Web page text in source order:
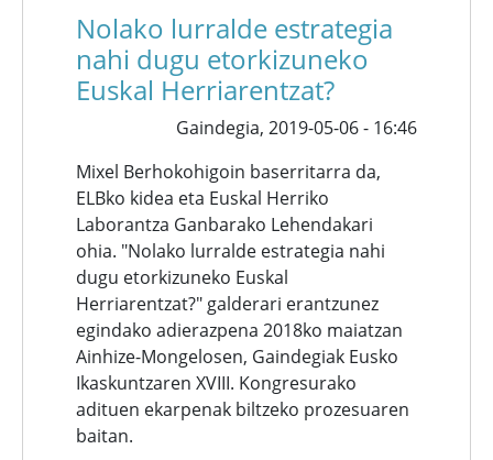
Nolako lurralde estrategia
nahi dugu etorkizuneko
Euskal Herriarentzat?
Gaindegia, 2019-05-06 - 16:46
Mixel Berhokohigoin baserritarra da,
ELBko kidea eta Euskal Herriko
Laborantza Ganbarako Lehendakari
ohia. "Nolako lurralde estrategia nahi
dugu etorkizuneko Euskal
Herriarentzat?" galderari erantzunez
egindako adierazpena 2018ko maiatzan
Ainhize-Mongelosen, Gaindegiak Eusko
Ikaskuntzaren XVIII. Kongresurako
adituen ekarpenak biltzeko prozesuaren
baitan.